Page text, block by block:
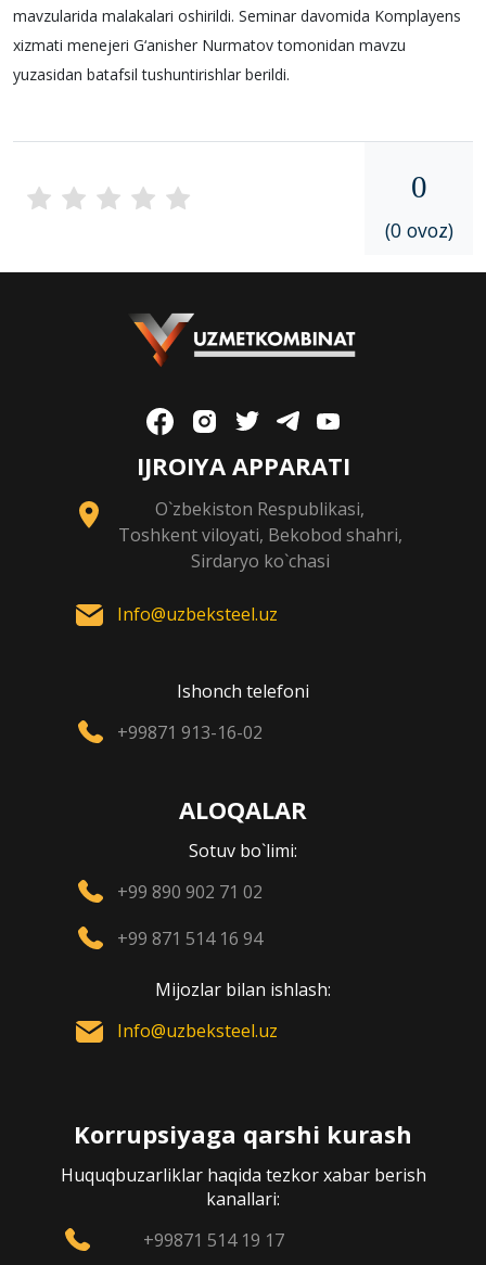
mavzularida malakalari oshirildi. Seminar davomida Komplayens
xizmati menejeri G‘anisher Nurmatov tomonidan mavzu
yuzasidan batafsil tushuntirishlar berildi.
0
(0 ovoz)
IJROIYA APPARATI
O`zbekiston Respublikasi,
Toshkent viloyati, Bekobod shahri,
Sirdaryo ko`chasi
Info@uzbeksteel.uz
Ishonch telefoni
+99871 913-16-02
ALOQALAR
Sotuv bo`limi:
+99 890 902 71 02
+99 871 514 16 94
Mijozlar bilan ishlash:
Info@uzbeksteel.uz
Korrupsiyaga qarshi kurash
Huquqbuzarliklar haqida tezkor xabar berish
kanallari:
+99871 514 19 17